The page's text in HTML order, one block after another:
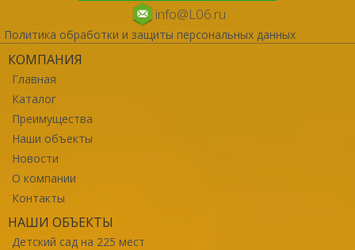
info@L06.ru
Политика обработки и защиты персональных данных
КОМПАНИЯ
Главная
Каталог
Преимущества
Наши объекты
Новости
О компании
Контакты
НАШИ ОБЪЕКТЫ
Детский сад на 225 мест